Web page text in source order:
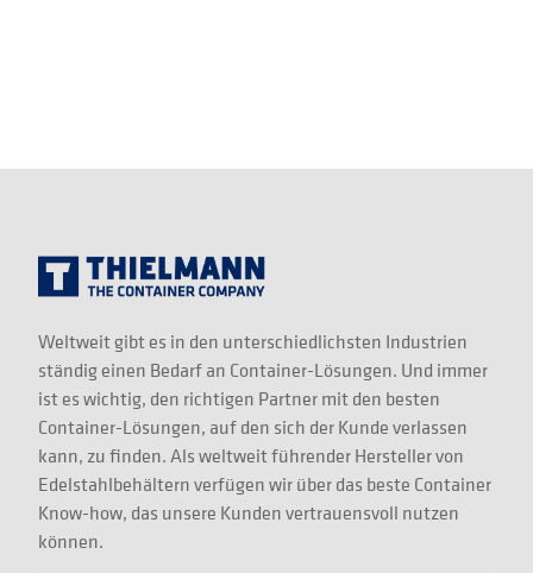
Weltweit gibt es in den unterschiedlichsten Industrien
ständig einen Bedarf an Container-Lösungen. Und immer
ist es wichtig, den richtigen Partner mit den besten
Container-Lösungen, auf den sich der Kunde verlassen
kann, zu finden. Als weltweit führender Hersteller von
Edelstahlbehältern verfügen wir über das beste Container
Know-how, das unsere Kunden vertrauensvoll nutzen
können.